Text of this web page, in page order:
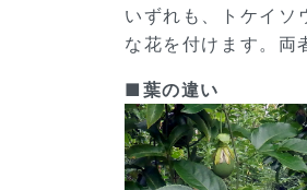
いずれも、トケイソ
な花を付けます。両
■葉の違い